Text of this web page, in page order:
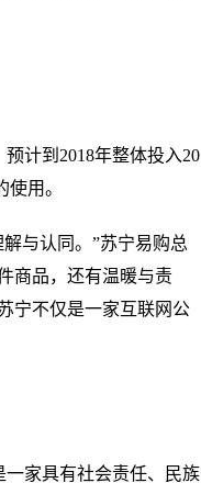
计到2018年整体投入20
用。
与认同。”苏宁易购总
商品，还有温暖与责
宁不仅是一家互联网公
家具有社会责任、民族